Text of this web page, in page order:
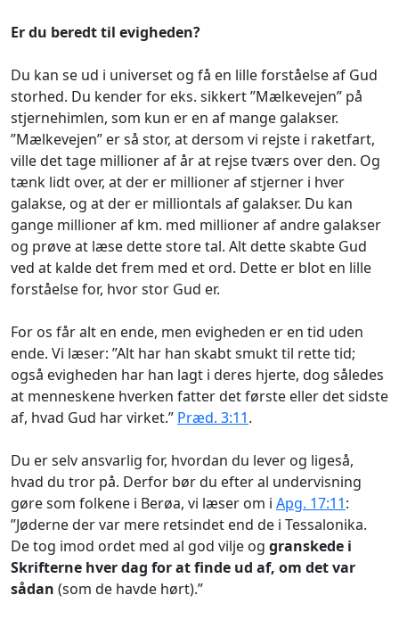
Er du beredt til evigheden?
Du kan se ud i universet og få en lille forståelse af Gud
storhed. Du kender for eks. sikkert ”Mælkevejen” på
stjernehimlen, som kun er en af mange galakser.
”Mælkevejen” er så stor, at dersom vi rejste i raketfart,
ville det tage millioner af år at rejse tværs over den. Og
tænk lidt over, at der er millioner af stjerner i hver
galakse, og at der er milliontals af galakser. Du kan
gange millioner af km. med millioner af andre galakser
og prøve at læse dette store tal. Alt dette skabte Gud
ved at kalde det frem med et ord. Dette er blot en lille
forståelse for, hvor stor Gud er.
For os får alt en ende, men evigheden er en tid uden
ende. Vi læser: ”Alt har han skabt smukt til rette tid;
også evigheden har han lagt i deres hjerte, dog således
at menneskene hverken fatter det første eller det sidste
af, hvad Gud har virket.” Præd. 3:11.
Du er selv ansvarlig for, hvordan du lever og ligeså,
hvad du tror på. Derfor bør du efter al undervisning
gøre som folkene i Berøa, vi læser om i Apg. 17:11:
”Jøderne der var mere retsindet end de i Tessalonika.
De tog imod ordet med al god vilje og granskede i
Skrifterne hver dag for at finde ud af, om det var
sådan (som de havde hørt).”